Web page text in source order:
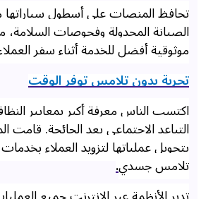
تحافظ المنصات على أسطول
الصيانة المجدولة وفحوصات السلامة،
موثوقية أفضل للخدمة أثناء سفر
تجربة بدون تلامس توفر الوقت
اكتسب الناس معرفة أكبر بمعايير
التباعد الاجتماعي بعد الجائحة. قامت
بتحويل عملياتها لتزويد العملاء
تلامس جسدي.